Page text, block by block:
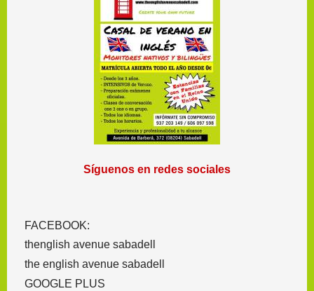
Síguenos en redes sociales
FACEBOOK:
thenglish avenue sabadell
the english avenue sabadell
GOOGLE PLUS